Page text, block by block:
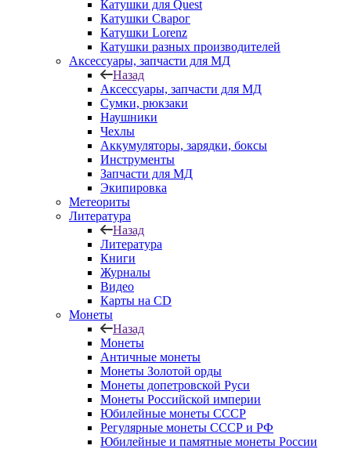
Катушки для Quest
Катушки Сварог
Катушки Lorenz
Катушки разных производителей
Аксессуары, запчасти для МД
Назад
Аксессуары, запчасти для МД
Сумки, рюкзаки
Наушники
Чехлы
Аккумуляторы, зарядки, боксы
Инструменты
Запчасти для МД
Экипировка
Метеориты
Литература
Назад
Литература
Книги
Журналы
Видео
Карты на CD
Монеты
Назад
Монеты
Античные монеты
Монеты Золотой орды
Монеты допетровской Руси
Монеты Российской империи
Юбилейные монеты СССР
Регулярные монеты СССР и РФ
Юбилейные и памятные монеты России